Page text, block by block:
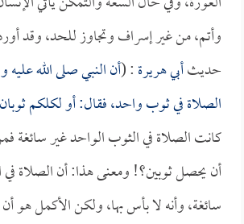
وأتم، من غير إسراف وتجاوز للحد، وقد
حديثأبي هريرة: (أن النبي صلى الله
الصلاة في ثوب واحد، فقال: أو لكلكم
كانت الصلاة في الثوب الواحد غير سائغة
أن يحصل ثوبين؟! ومعنى هذا: أن الصلاة
سائغة، وأنه لا بأس بها، ولكن الأكمل هو